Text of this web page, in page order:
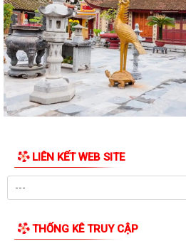
LIÊN KẾT WEB SITE
THỐNG KÊ TRUY CẬP